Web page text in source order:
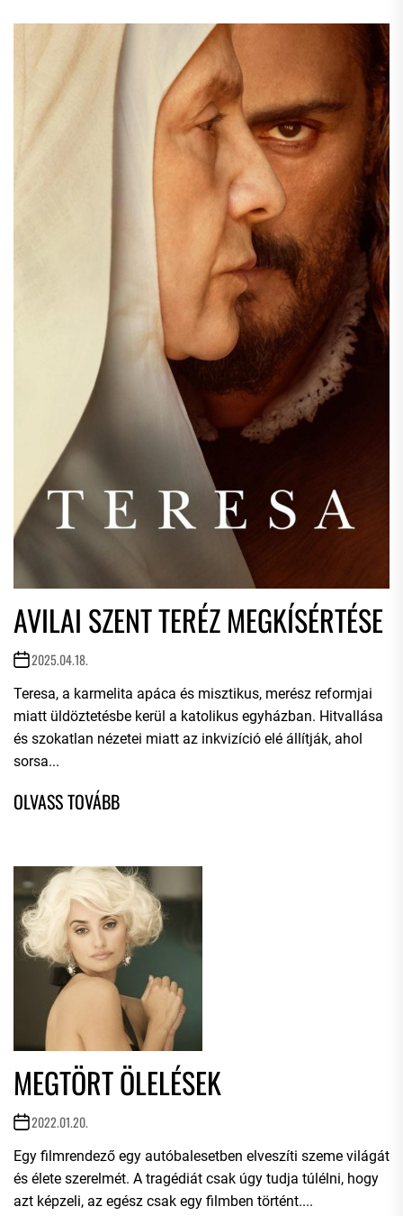
AVILAI SZENT TERÉZ MEGKÍSÉRTÉSE
2025.04.18.
Teresa, a karmelita apáca és misztikus, merész reformjai
miatt üldöztetésbe kerül a katolikus egyházban. Hitvallása
és szokatlan nézetei miatt az inkvizíció elé állítják, ahol
sorsa...
MEGTÖRT ÖLELÉSEK
2022.01.20.
Egy filmrendező egy autóbalesetben elveszíti szeme világát
és élete szerelmét. A tragédiát csak úgy tudja túlélni, hogy
azt képzeli, az egész csak egy filmben történt....